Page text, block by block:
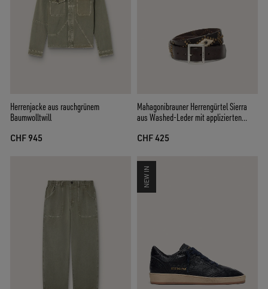
Herrenjacke aus rauchgrünem
Baumwolltwill
CHF 945
Mahagonibrauner Herrengürtel Sierra
aus Washed-Leder mit applizierten
CHF 425
NEW IN